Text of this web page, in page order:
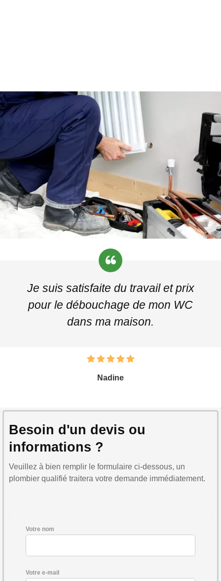
Je suis satisfaite du travail et prix
pour le débouchage de mon WC
dans ma maison.
Nadine
Besoin d'un devis ou
informations ?
Veuillez à bien remplir le formulaire ci-dessous, un
plombier qualifié traitera votre demande immédiatement.
Votre nom
Votre e-mail